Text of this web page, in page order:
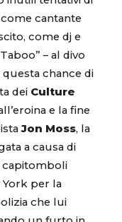
cantante
come dj e
– al divo
chance di
dei Culture
e la fine
Jon Moss, la
a causa di
capitomboli
York per la
che lui